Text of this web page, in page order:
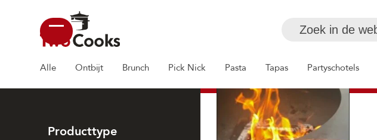
Open
mobile
Close
mobile
Zoek
Alle Ontbijt Brunch Pick Nick Pasta Tapas Partyschotels
Producttype